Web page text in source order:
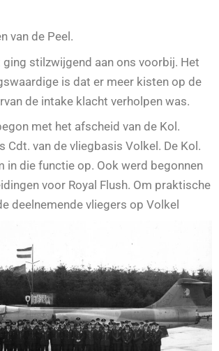
van de Peel.
ging stilzwijgend aan ons voorbij. Het
is dat er meer kisten op de
de intake klacht verholpen was.
met het afscheid van de Kol.
Cdt. van de vliegbasis Volkel. De Kol.
in die functie op. Ook werd begonnen
voor Royal Flush. Om praktische
deelnemende vliegers op Volkel